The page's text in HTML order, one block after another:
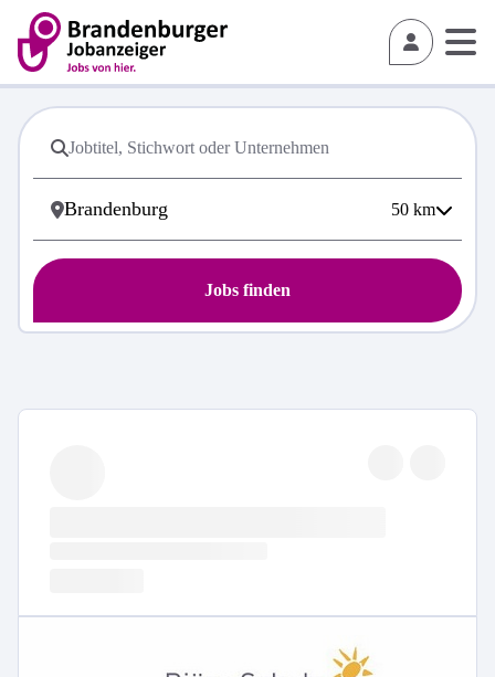
50 km
Jobs finden